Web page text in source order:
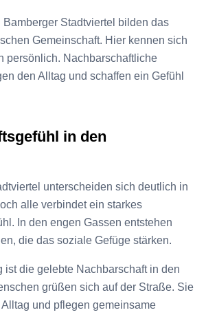
Stadtviertel bilden das
Gemeinschaft. Hier kennen sich
persönlich. Nachbarschaftliche
den Alltag und schaffen ein Gefühl
in den
unterscheiden sich deutlich in
alle verbindet ein starkes
In den engen Gassen entstehen
die das soziale Gefüge stärken.
ist die gelebte Nachbarschaft in den
grüßen sich auf der Straße. Sie
und pflegen gemeinsame